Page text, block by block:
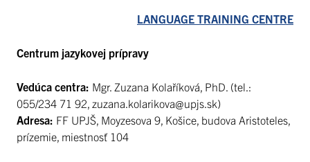
LANGUAGE TRAINING CENTRE
Centrum jazykovej prípravy
Vedúca centra: Mgr. Zuzana Kolaříková, PhD. (tel.:
055/234 71 92, zuzana.kolarikova@upjs.sk)
Adresa: FF UPJŠ, Moyzesova 9, Košice, budova Aristoteles,
prízemie, miestnosť 104